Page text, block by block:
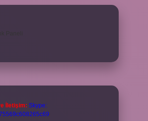
İletişim: Skype: